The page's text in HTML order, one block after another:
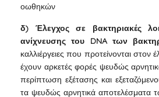
οωθηκών
δ) Έλεγχος σε βακτηριακές
ανίχνευσης του DNA των
καλλιέργειες που προτείνονται στον
έχουν αρκετές φορές ψευδώς
περίπτωση εξέτασης και
τα ψευδώς αρνητικά αποτελέσματα